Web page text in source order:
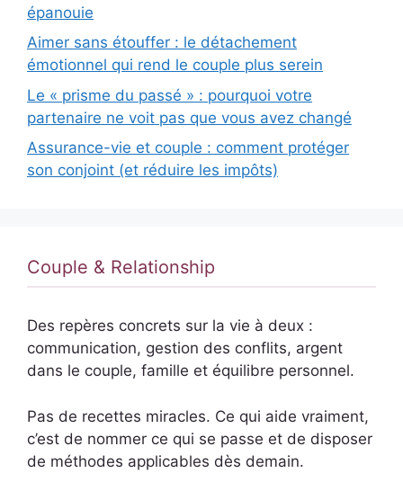
épanouie
Aimer sans étouffer : le détachement
émotionnel qui rend le couple plus serein
Le « prisme du passé » : pourquoi votre
partenaire ne voit pas que vous avez changé
Assurance-vie et couple : comment protéger
son conjoint (et réduire les impôts)
Couple & Relationship
Des repères concrets sur la vie à deux :
communication, gestion des conflits, argent
dans le couple, famille et équilibre personnel.
Pas de recettes miracles. Ce qui aide vraiment,
c’est de nommer ce qui se passe et de disposer
de méthodes applicables dès demain.